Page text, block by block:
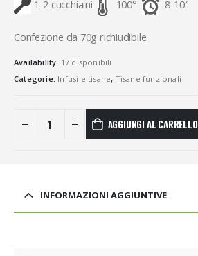
1-2 cucchiaini 100° 8-10′
Confezione da 70g richiudibile.
Availability: 17 disponibili
Categorie: Infusi e tisane, Tisane funzionali
AGGIUNGI AL CARRELLO
INFORMAZIONI AGGIUNTIVE